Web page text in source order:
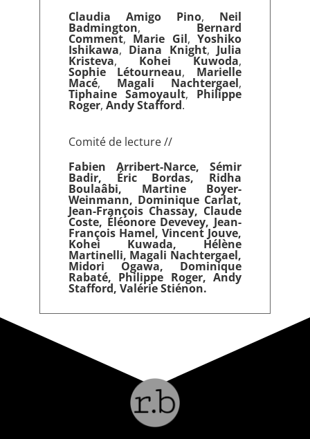
Claudia Amigo
Pino, Neil
Badmington, Bernard
Comment, Marie Gil, Yoshiko
Ishikawa, Diana Knight, Julia
Kristeva, Kohei Kuwoda,
Sophie Létourneau, Marielle
Macé, Magali Nachtergael,
Tiphaine Samoyault, Philippe
Roger,Andy Stafford.
Comité de lecture //
Fabien Arribert-Narce, Sémir
Badir, Éric Bordas, Ridha
Boulaâbi, Martine Boyer-
Weinmann, Dominique Carlat,
Jean-François Chassay, Claude
Coste, Éléonore Devevey, Jean-
François Hamel, Vincent Jouve,
Kohei Kuwada, Hélène
Martinelli, Magali Nachtergael,
Midori Ogawa, Dominique
Rabaté, Philippe Roger, Andy
Stafford, Valérie Stiénon.